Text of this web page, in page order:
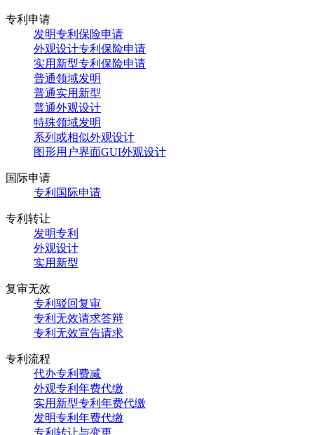
专利申请
发明专利保险申请
外观设计专利保险申请
实用新型专利保险申请
普通领域发明
普通实用新型
普通外观设计
特殊领域发明
系列或相似外观设计
图形用户界面GUI外观设计
国际申请
专利国际申请
专利转让
发明专利
外观设计
实用新型
复审无效
专利驳回复审
专利无效请求答辩
专利无效宣告请求
专利流程
代办专利费减
外观专利年费代缴
实用新型专利年费代缴
发明专利年费代缴
专利转让与变更